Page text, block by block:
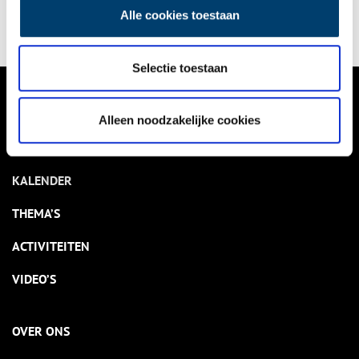
Alle cookies toestaan
Selectie toestaan
Alleen noodzakelijke cookies
uit deze schaduw tevoorschijn zijn gekomen en te bewonderen
zijn in verscheidene Nederlandse en ook buitenlandse musea.
NIEUWS
KALENDER
THEMA’S
ACTIVITEITEN
VIDEO’S
OVER ONS